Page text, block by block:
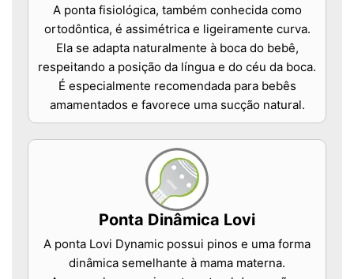
A ponta fisiológica, também conhecida como
ortodôntica, é assimétrica e ligeiramente curva.
Ela se adapta naturalmente à boca do bebê,
respeitando a posição da língua e do céu da boca.
É especialmente recomendada para bebês
amamentados e favorece uma sucção natural.
Ponta Dinâmica Lovi
A ponta Lovi Dynamic possui pinos e uma forma
dinâmica semelhante à mama materna.